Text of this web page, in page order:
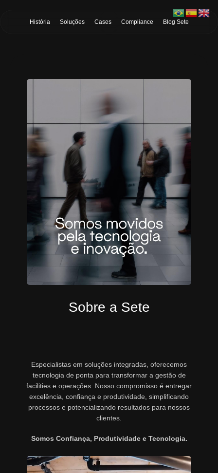
História Soluções Cases Compliance Blog Sete
Sobre a Sete
Especialistas em soluções integradas, oferecemos
tecnologia de ponta para transformar a gestão de
facilities e operações. Nosso compromisso é entregar
excelência, confiança e produtividade, simplificando
processos e potencializando resultados para nossos
clientes.
Somos Confiança, Produtividade e Tecnologia.